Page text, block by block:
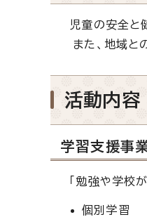
児童の安全と
また、地域と
活動内容
学習支援事
「勉強や学校
個別学習